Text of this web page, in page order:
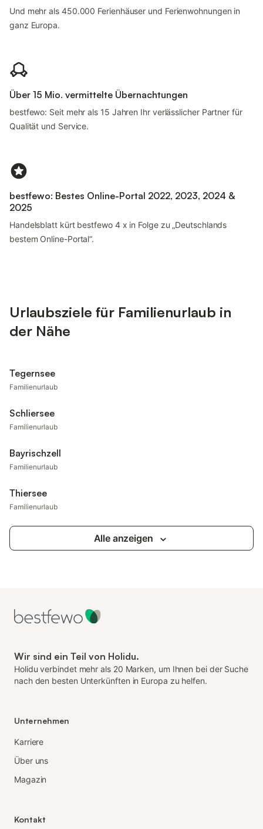
Und mehr als 450.000 Ferienhäuser und Ferienwohnungen in
ganz Europa.
Über 15 Mio. vermittelte Übernachtungen
bestfewo: Seit mehr als 15 Jahren Ihr verlässlicher Partner für
Qualität und Service.
bestfewo: Bestes Online-Portal 2022, 2023, 2024 &
2025
Handelsblatt kürt bestfewo 4 x in Folge zu „Deutschlands
bestem Online-Portal“.
Urlaubsziele für Familienurlaub in
der Nähe
Tegernsee
Familienurlaub
Schliersee
Familienurlaub
Bayrischzell
Familienurlaub
Thiersee
Familienurlaub
Alle anzeigen
Wir sind ein Teil von Holidu.
Holidu verbindet mehr als 20 Marken, um Ihnen bei der Suche
nach den besten Unterkünften in Europa zu helfen.
Unternehmen
Karriere
Über uns
Magazin
Kontakt